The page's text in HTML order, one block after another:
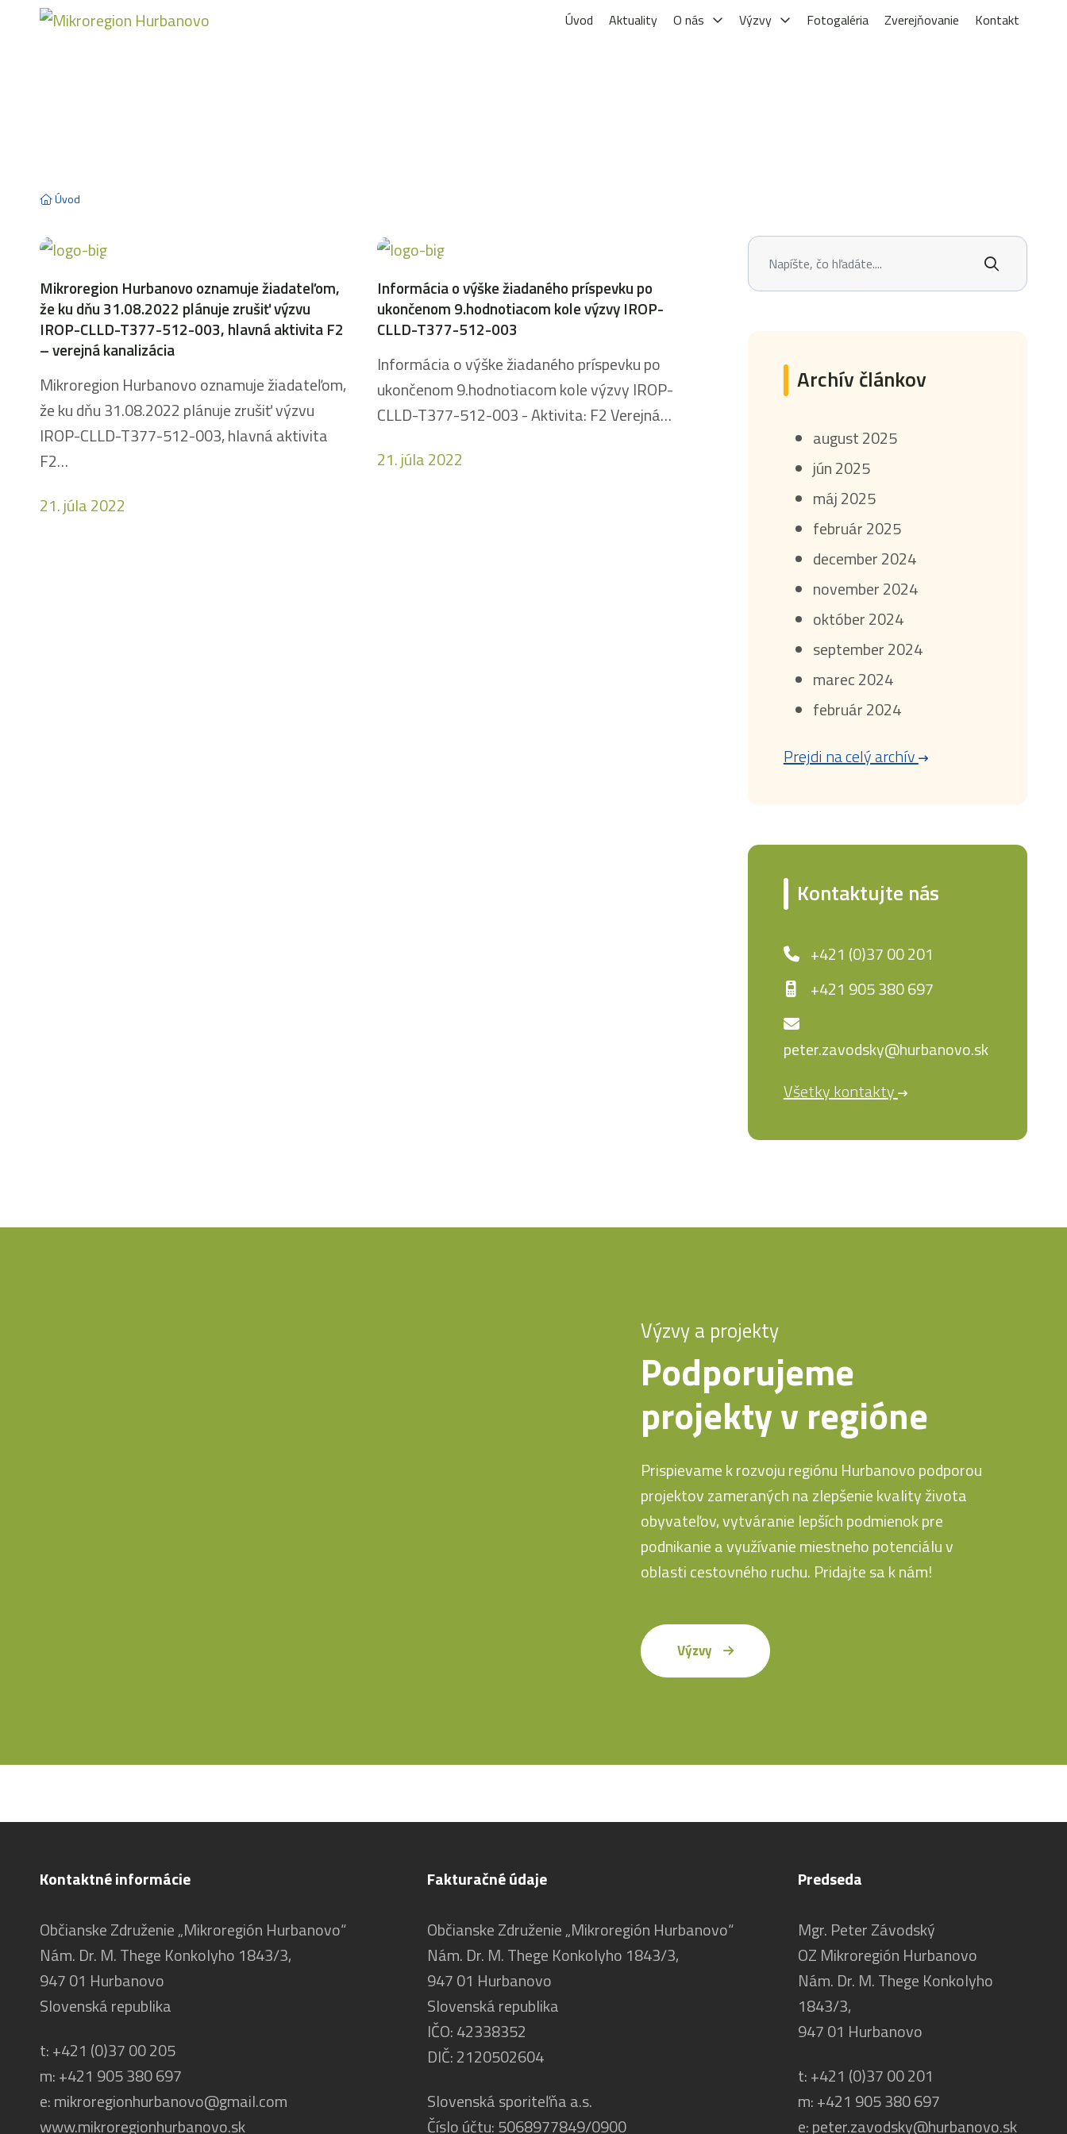
Úvod Aktuality O nás Výzvy Fotogaléria Zverejňovanie Kontakt
Úvod
Mikroregion Hurbanovo oznamuje žiadateľom,
že ku dňu 31.08.2022 plánuje zrušiť výzvu
IROP-CLLD-T377-512-003, hlavná aktivita F2
– verejná kanalizácia
Mikroregion Hurbanovo oznamuje žiadateľom,
že ku dňu 31.08.2022 plánuje zrušiť výzvu
IROP-CLLD-T377-512-003, hlavná aktivita
F2…
21. júla 2022
Informácia o výške žiadaného príspevku po
ukončenom 9.hodnotiacom kole výzvy IROP-
CLLD-T377-512-003
Informácia o výške žiadaného príspevku po
ukončenom 9.hodnotiacom kole výzvy IROP-
CLLD-T377-512-003 - Aktivita: F2 Verejná…
21. júla 2022
Archív článkov
august 2025
jún 2025
máj 2025
február 2025
december 2024
november 2024
október 2024
september 2024
marec 2024
február 2024
Prejdi na celý archív
Kontaktujte nás
+421 (0)37 00 201
+421 905 380 697
peter.zavodsky@hurbanovo.sk
Všetky kontakty
Výzvy a projekty
Podporujeme
projekty v regióne
Prispievame k rozvoju regiónu Hurbanovo podporou
projektov zameraných na zlepšenie kvality života
obyvateľov, vytváranie lepších podmienok pre
podnikanie a využívanie miestneho potenciálu v
oblasti cestovného ruchu. Pridajte sa k nám!
Výzvy
Kontaktné informácie
Občianske Združenie „Mikroregión Hurbanovo“
Nám. Dr. M. Thege Konkolyho 1843/3,
947 01 Hurbanovo
Slovenská republika
t:+421 (0)37 00 205
m:+421 905 380 697
e:mikroregionhurbanovo@gmail.com
www.mikroregionhurbanovo.sk
Fakturačné údaje
Občianske Združenie „Mikroregión Hurbanovo“
Nám. Dr. M. Thege Konkolyho 1843/3,
947 01 Hurbanovo
Slovenská republika
IČO: 42338352
DIČ: 2120502604
Slovenská sporiteľňa a.s.
Číslo účtu: 5068977849/0900
Predseda
Mgr. Peter Závodský
OZ Mikroregión Hurbanovo
Nám. Dr. M. Thege Konkolyho
1843/3,
947 01 Hurbanovo
t:+421 (0)37 00 201
m:+421 905 380 697
e:peter.zavodsky@hurbanovo.sk